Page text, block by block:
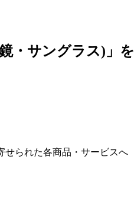
・サングラス)」を
せられた各商品・サービスへ